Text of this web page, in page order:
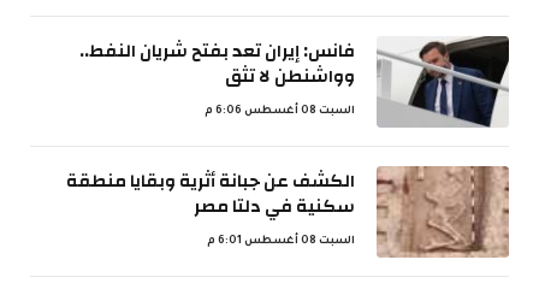
فانس: إيران تعد بفتح شريان النفط..
وواشنطن لا تثق
السبت 08 أغسطس 6:06 م
الكشف عن جبانة أثرية وبقايا منطقة
سكنية في دلتا مصر
السبت 08 أغسطس 6:01 م